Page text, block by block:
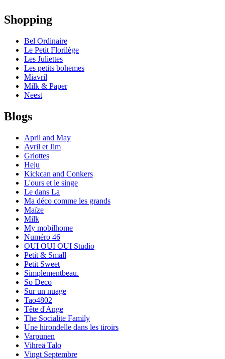
Shopping
Bel Ordinaire
Le Petit Florilège
Les Juliettes
Les petits bohemes
Miavril
Milk & Paper
Neest
Blogs
April and May
Avril et Jim
Griottes
Heju
Kickcan and Conkers
L'ours et le singe
Le dans La
Ma déco comme les grands
Maïze
Milk
My mobilhome
Numéro 46
OUI OUI OUI Studio
Petit & Small
Petit Sweet
Simplementbeau.
So Deco
Sur un nuage
Tao4802
Tête d'Ange
The Socialite Family
Une hirondelle dans les tiroirs
Varpunen
Vihreä Talo
Vingt Septembre